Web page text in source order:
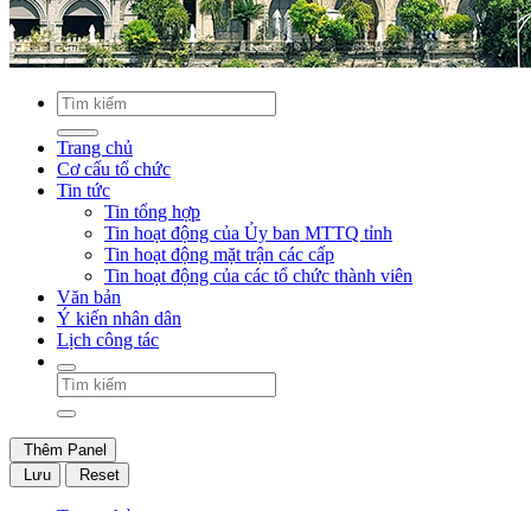
Trang chủ
Cơ cấu tổ chức
Tin tức
Tin tổng hợp
Tin hoạt động của Ủy ban MTTQ tỉnh
Tin hoạt động mặt trận các cấp
Tin hoạt động của các tổ chức thành viên
Văn bản
Ý kiến nhân dân
Lịch công tác
Thêm Panel
Lưu
Reset